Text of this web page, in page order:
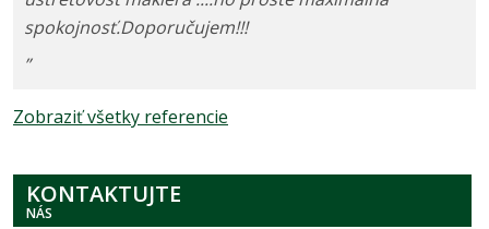
spokojnosť.Doporučujem!!!
”
Zobraziť všetky referencie
KONTAKTUJTE
NÁS